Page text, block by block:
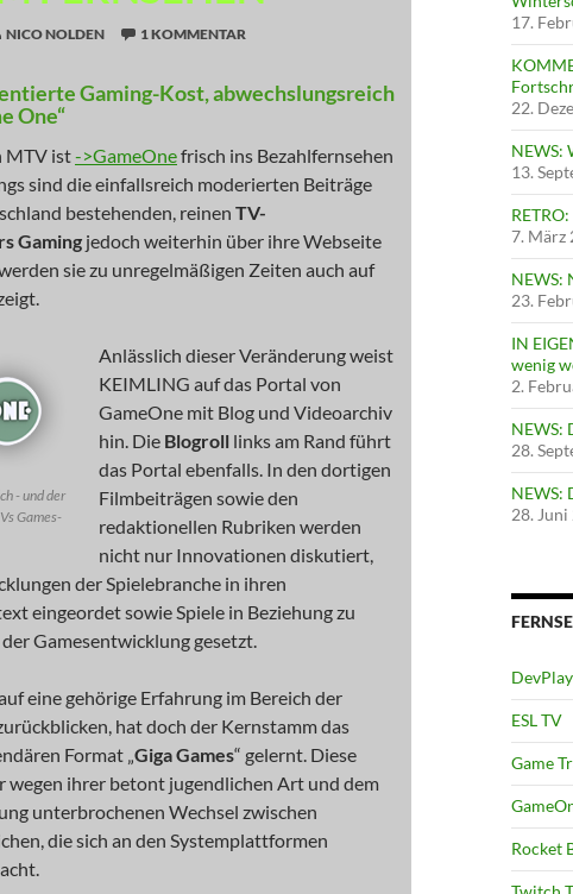
NICO NOLDEN 1 KOMMENTAR
Gaming-Kost, abwechslungsreich
One“
MTV ist->GameOnefrisch ins Bezahlfernsehen
sind die einfallsreich moderierten Beiträge
bestehenden, reinen TV-
Gaming jedoch weiterhin über ihre Webseite
sie zu unregelmäßigen Zeiten auch auf
- und der
Games-
Anlässlich dieser Veränderung weist
KEIMLING auf das Portal von
GameOne mit Blog und Videoarchiv
hin. Die Blogroll links am Rand führt
das Portal ebenfalls. In den dortigen
Filmbeiträgen sowie den
redaktionellen Rubriken werden
nicht nur Innovationen diskutiert,
der Spielebranche in ihren
eingeordet sowie Spiele in Beziehung zu
Gamesentwicklung gesetzt.
eine gehörige Erfahrung im Bereich der
hat doch der Kernstamm das
Format „Giga Games“ gelernt. Diese
wegen ihrer betont jugendlichen Art und dem
unterbrochenen Wechsel zwischen
die sich an den Systemplattformen
17.
22.
NEWS:
13.
7. März
NEWS:
23.
IN
wenig
2.
NEWS:
28.
NEWS:
28.
DevPlay
ESL TV
Game
Rocket